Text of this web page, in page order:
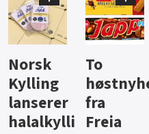
Knalltall
for Açai
Bowl
Aass vil
bli
førstevalg
i lite-